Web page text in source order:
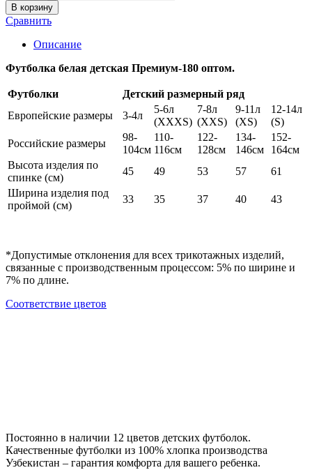
В корзину
Сравнить
Описание
Футболка белая детская Премиум-180 оптом.
Футболки
Детский размерный ряд
Европейские размеры
3-4л
5-6л
(XXXS)
7-8л
(XXS)
9-11л
(XS)
12-14л
(S)
Российские размеры
98-
104см
110-
116см
122-
128см
134-
146см
152-
164см
Высота изделия по
спинке (см)
45 49 53 57
61
Ширина изделия под
проймой (см)
33 35 37 40 43
*Допустимые отклонения для всех трикотажных изделий,
связанные с производственным процессом: 5% по ширине и
7% по длине.
Cоответствие цветов
Постоянно в наличии 12 цветов детских футболок.
Качественные футболки из 100% хлопка производства
Узбекистан – гарантия комфорта для вашего ребенка.